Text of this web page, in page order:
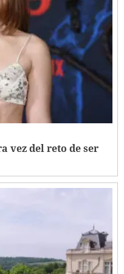
vez del reto de ser